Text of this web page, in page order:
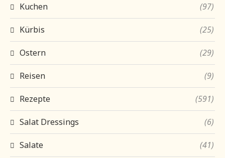
Kuchen (97)
Kürbis (25)
Ostern (29)
Reisen (9)
Rezepte (591)
Salat Dressings (6)
Salate (41)